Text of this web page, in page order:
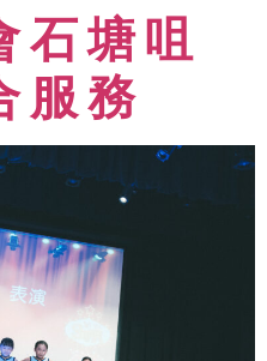
石塘咀
服務